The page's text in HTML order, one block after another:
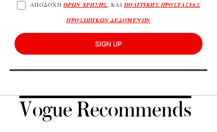
ΑΠΟΔΟΧΗ ΟΡΩΝ ΧΡΗΣΗΣ, ΚΑΙ ΠΟΛΙΤΙΚΗΣ ΠΡΟΣΤΑΣΙΑΣ
ΠΡΟΣΩΠΙΚΩΝ ΔΕΔΟΜΕΝΩΝ
SIGN UP
Vogue Recommends